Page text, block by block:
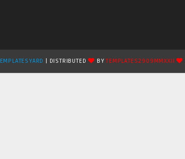
| DISTRIBUTED BYTEMPLATES2909MMXXII